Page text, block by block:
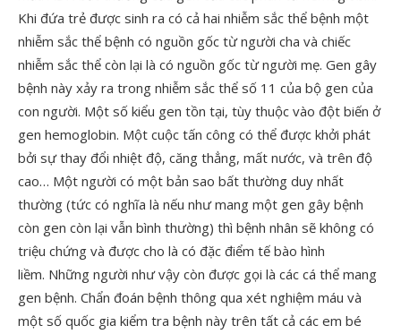
Khi đứa trẻ được sinh ra có cả hai nhiễm sắc thể bệnh một
nhiễm sắc thể bệnh có nguồn gốc từ người cha và chiếc
nhiễm sắc thể còn lại là có nguồn gốc từ người mẹ. Gen gây
bệnh này xảy ra trong nhiễm sắc thể số 11 của bộ gen của
con người. Một số kiểu gen tồn tại, tùy thuộc vào đột biến ở
gen hemoglobin. Một cuộc tấn công có thể được khởi phát
bởi sự thay đổi nhiệt độ, căng thẳng, mất nước, và trên độ
cao… Một người có một bản sao bất thường duy nhất
thường (tức có nghĩa là nếu như mang một gen gây bệnh
còn gen còn lại vẫn bình thường) thì bệnh nhân sẽ không có
triệu chứng và được cho là có đặc điểm tế bào hình
liềm. Những người như vậy còn được gọi là các cá thể mang
gen bệnh. Chẩn đoán bệnh thông qua xét nghiệm máu và
một số quốc gia kiểm tra bệnh này trên tất cả các em bé